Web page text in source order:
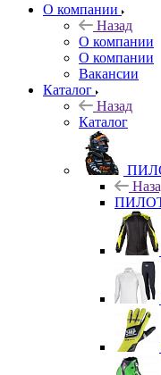
О компании
Назад
О компании
О компании
Вакансии
Каталог
Назад
Каталог